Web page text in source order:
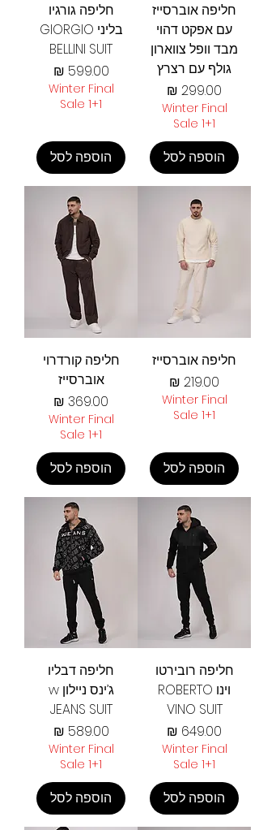
חליפה אוברסייז
עם אפקט דהוי
מבד וופל צווארון
גולף עם רצרץ
מחיר
Winter Final
Sale 1+1
הוספה לסל
חליפה גורגיו
בליני GIORGIO
BELLINI SUIT
מחיר
Winter Final
Sale 1+1
הוספה לסל
חליפה אוברסייז
מחיר
Winter Final
Sale 1+1
הוספה לסל
חליפה קורדרוי
אוברסייז
מחיר
Winter Final
Sale 1+1
הוספה לסל
חליפה רובירטו
וינו ROBERTO
VINO SUIT
מחיר
Winter Final
Sale 1+1
הוספה לסל
חליפה דבליו
ג’ינס ניילון w
JEANS SUIT
מחיר
Winter Final
Sale 1+1
הוספה לסל